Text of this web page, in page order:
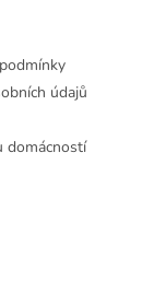
údajů
domácností